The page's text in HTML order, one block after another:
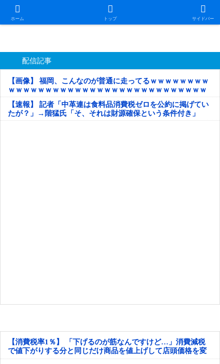
ホーム トップ サイドバー
日本第一！ニュース録
配信記事
【画像】 福岡、こんなのが普通に走ってるｗｗｗｗｗｗｗｗ
ｗｗｗｗｗｗｗｗｗｗｗｗｗｗｗｗｗｗｗｗｗｗｗｗｗｗｗ
ｗｗｗｗｗ
【速報】 記者「中革連は食料品消費税ゼロを公約に掲げてい
たが？」→階猛氏「そ、それは財源確保という条件付き」
【消費税率1％】 「下げるのが筋なんですけど…」消費減税
で値下がりする分と同じだけ商品を値上げして店頭価格を変
えない店も